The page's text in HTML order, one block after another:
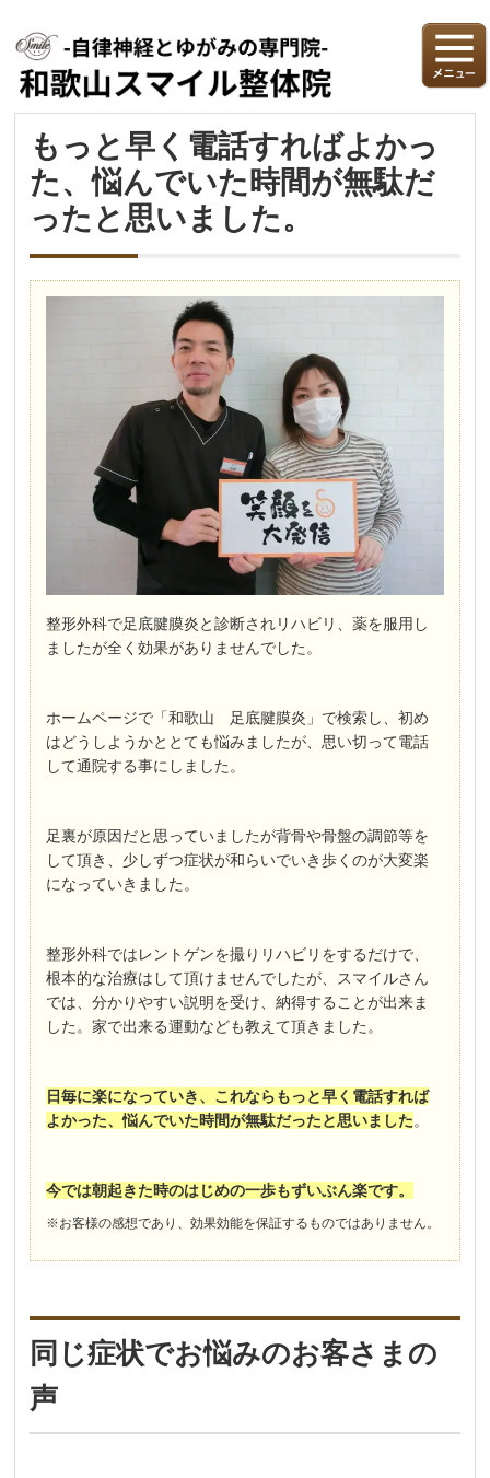
もっと早く電話すればよかっ
た、悩んでいた時間が無駄だ
ったと思いました。
整形外科で足底腱膜炎と診断されリハビリ、薬を服用し
ましたが全く効果がありませんでした。
ホームページで「和歌山 足底腱膜炎」で検索し、初め
はどうしようかととても悩みましたが、思い切って電話
して通院する事にしました。
足裏が原因だと思っていましたが背骨や骨盤の調節等を
して頂き、少しずつ症状が和らいでいき歩くのが大変楽
になっていきました。
整形外科ではレントゲンを撮りリハビリをするだけで、
根本的な治療はして頂けませんでしたが、スマイルさん
では、分かりやすい説明を受け、納得することが出来ま
した。家で出来る運動なども教えて頂きました。
日毎に楽になっていき、これならもっと早く電話すれば
よかった、悩んでいた時間が無駄だったと思いました。
今では朝起きた時のはじめの一歩もずいぶん楽です。
※お客様の感想であり、効果効能を保証するものではありません。
同じ症状でお悩みのお客さまの
声